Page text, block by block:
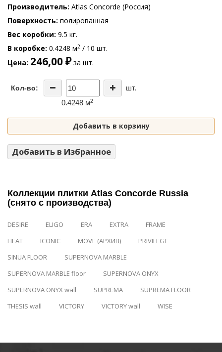
Производитель Atlas Concorde (Россия)
Поверхность полированная
Вес коробки 9.5 кг.
В коробке 0.4248 м2 / 10 шт.
Цена 246,00 ₽за шт.
Кол-во:
шт.
0.4248 м2
Добавить в корзину
Добавить в Избранное
Коллекции плитки Atlas Concorde Russia
(снято с производства)
DESIRE ELIGO ERA EXTRA
FRAME
HEAT
ICONIC MOVE (АРХИВ)
PRIVILEGE
SINUA FLOOR
SUPERNOVA MARBLE
SUPERNOVA MARBLE floor
SUPERNOVA ONYX
SUPERNOVA ONYX wall
SUPREMA
SUPREMA FLOOR
THESIS wall
VICTORY VICTORY wall WISE